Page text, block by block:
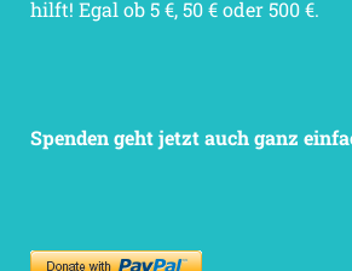
hilft! Egal ob 5 €, 50 € oder 500 €.
Spenden geht jetzt auch ganz